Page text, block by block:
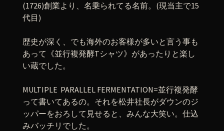
(1726)創業より、名乗られてる名前。(現当主で15
代目)
歴史が深く、でも海外のお客様が多いと言う事も
あって《並行複発酵Tシャツ》があったりと楽し
い蔵でした。
MULTIPLE PARALLEL FERMENTATION=並行複発酵
って書いてあるの。それを松井社長がダウンのジ
ッパーをおろして見せると、みんな大笑い。仕込
みバッチリでした。